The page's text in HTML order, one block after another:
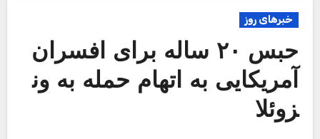
خبرهای روز
حبس ۲۰ ساله برای افسران
آمریکایی به اتهام حمله به ون
زوئلا